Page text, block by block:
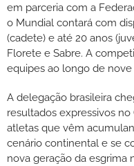
em parceria com a
o Mundial contará com
(cadete) e até 20 anos
Florete e Sabre. A
equipes ao longo de
A delegação brasileira
resultados expressivos
atletas que vêm
cenário continental e se
nova geração da esgrima